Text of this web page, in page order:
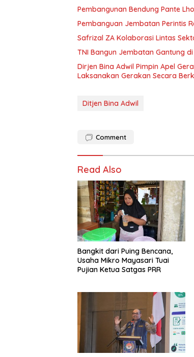
Pembangunan Bendung Pante
Pembanguan Jembatan Perintis
Safrizal ZA Kolaborasi Lintas
TNI Bangun Jembatan Gantung
Dirjen Bina Adwil Pimpin Apel
Laksanakan Gerakan Secara
Ditjen Bina Adwil
Comment
Read Also
Bangkit dari Puing Bencana,
Usaha Mikro Mayasari Tuai
Pujian Ketua Satgas PRR